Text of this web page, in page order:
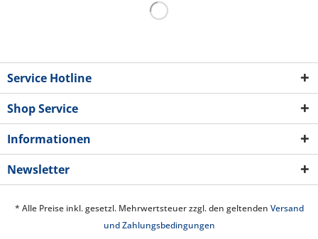
Service Hotline
Shop Service
Informationen
Newsletter
* Alle Preise inkl. gesetzl. Mehrwertsteuer zzgl. den geltenden Versand
und Zahlungsbedingungen